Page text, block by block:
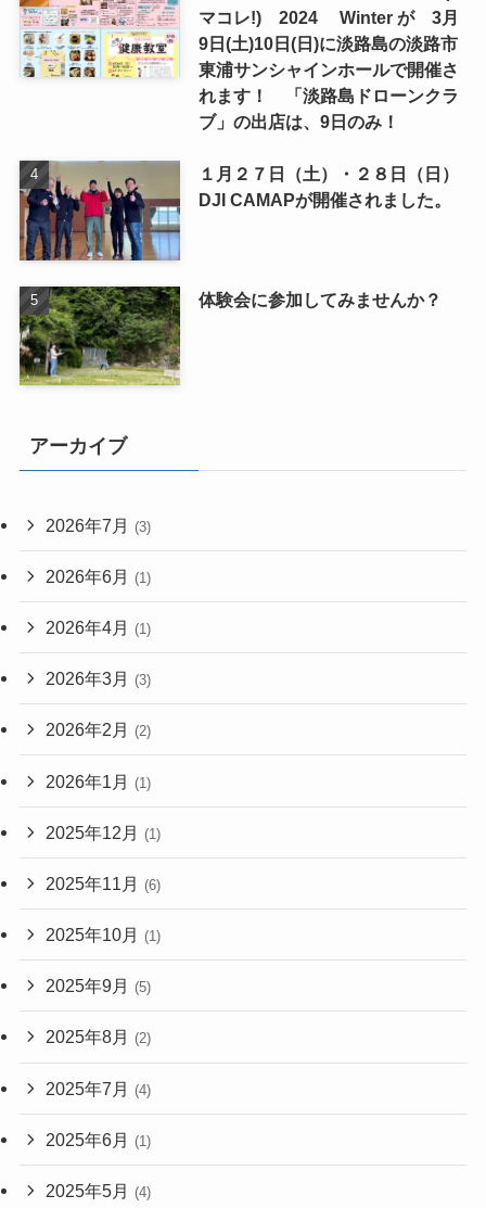
マコレ!) 2024 Winter が 3月
9日(土)10日(日)に淡路島の淡路市
東浦サンシャインホールで開催さ
れます！ 「淡路島ドローンクラ
ブ」の出店は、9日のみ！
１月２７日（土）・２８日（日）
DJI CAMAPが開催されました。
体験会に参加してみませんか？
アーカイブ
2026年7月 (3)
2026年6月 (1)
2026年4月 (1)
2026年3月 (3)
2026年2月 (2)
2026年1月 (1)
2025年12月 (1)
2025年11月 (6)
2025年10月 (1)
2025年9月 (5)
2025年8月 (2)
2025年7月 (4)
2025年6月 (1)
2025年5月 (4)